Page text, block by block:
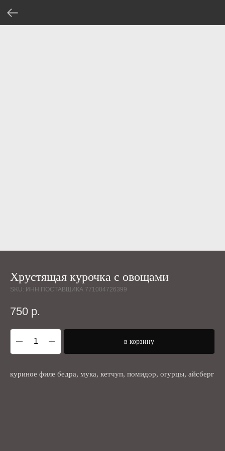
Хрустящая курочка с овощами
SKU: ИНН ПОСТАВЩИКА 771004726399
750 р.
в корзину
куриное филе бедра, мука, кетчуп, помидор, огурцы, айсберг